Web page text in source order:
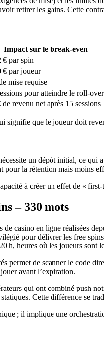
retirer les gains. Cette
Impact sur le break‑even
€ par spin
€ par joueur
mise requise
pour atteindre le roll‑over
de revenu net après 15 sessions
signifie que le joueur doit
un dépôt initial, ce qui
pour la rétention mais moins
à créer un effet de «
– 330 mots
casino en ligne réalisées
pour délivrer les free
h, heures où les joueurs sont
permet de scanner le code
avant l’expiration.
qui ont combiné push
Cette différence se
; il implique une